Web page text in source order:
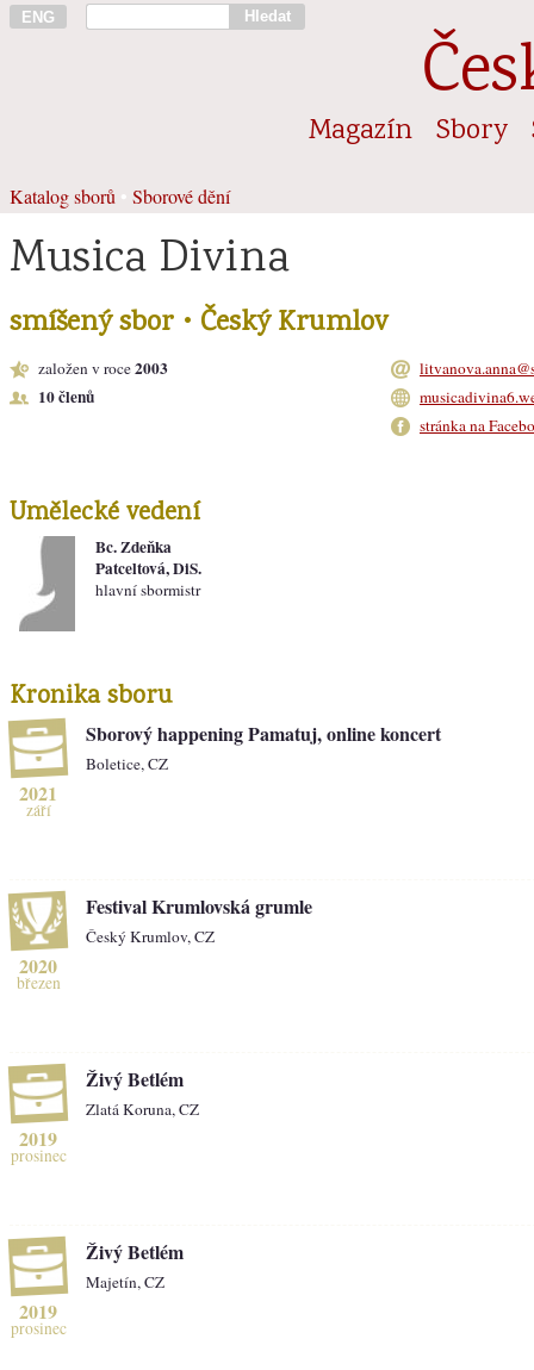
ENG Hledat
Magazín Sbory
Katalog sborů Sborové dění
Musica Divina
smíšený sbor • Český Krumlov
založen v roce2003
10 členů
stránka na
Umělecké vedení
Bc. Zdeňka
Patceltová, DiS.
hlavní sbormistr
Kronika sboru
2021
září
Sborový happening Pamatuj, online koncert
Boletice, CZ
2020
březen
Festival Krumlovská grumle
Český Krumlov, CZ
2019
prosinec
Živý Betlém
Zlatá Koruna, CZ
2019
prosinec
Živý Betlém
Majetín, CZ